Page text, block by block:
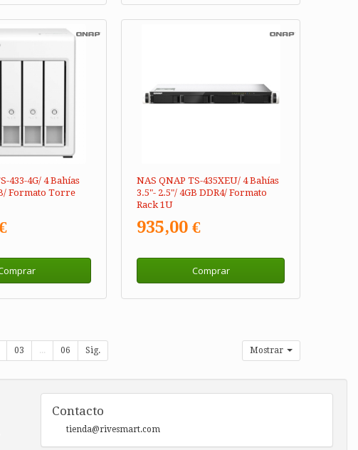
433-4G/ 4 Bahías
Formato Torre
NAS QNAP TS-435XEU/ 4 Bahías
3.5"- 2.5"/ 4GB DDR4/ Formato
Rack 1U
935,00 €
Comprar
03 ... 06 Sig. Mostrar
Contacto
tienda@rivesmart.com